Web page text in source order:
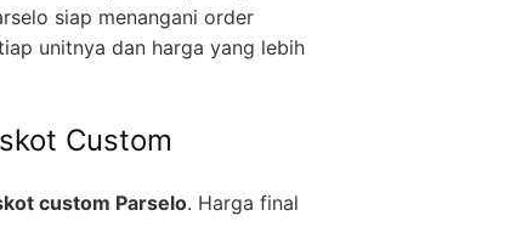
siap menangani order
unitnya dan harga yang lebih
Custom
custom Parselo. Harga final